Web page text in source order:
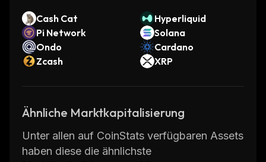
Cash Cat
Hyperliquid
Pi Network
Solana
Ondo
Cardano
Zcash
XRP
Ähnliche Marktkapitalisierung
Unter allen auf CoinStats verfügbaren Assets
haben diese die ähnlichste